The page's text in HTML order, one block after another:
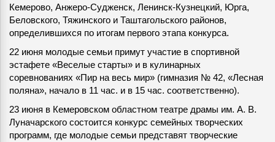
Кемерово, Анжеро-Судженск, Ленинск-Кузнецкий, Юрга,
Беловского, Тяжинского и Таштагольского районов,
определившихся по итогам первого этапа конкурса.
22 июня молодые семьи примут участие в спортивной
эстафете «Веселые старты» и в кулинарных
соревнованиях «Пир на весь мир» (гимназия № 42, «Лесная
поляна», начало в 11 час. и в 15 час. соответственно).
23 июня в Кемеровском областном театре драмы им. А. В.
Луначарского состоится конкурс семейных творческих
программ, где молодые семьи представят творческие